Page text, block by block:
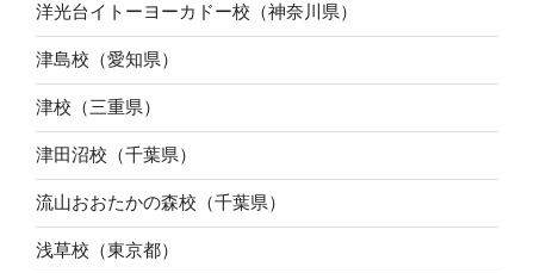
洋光台イトーヨーカドー校（神奈川県）
津島校（愛知県）
津校（三重県）
津田沼校（千葉県）
流山おおたかの森校（千葉県）
浅草校（東京都）